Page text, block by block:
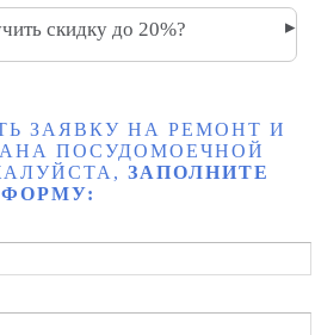
скидку до 20%? ▸
ЗАЯВКУ НА РЕМОНТ И
ПОСУДОМОЕЧНОЙ
ЗАПОЛНИТЕ
ФОРМУ: